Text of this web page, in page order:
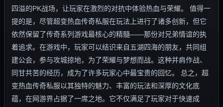
四溢的PK战场，让玩家在激烈的对抗中体验热血与荣耀。 值得一
提的是，尽管超变热血传奇私服在玩法上进行了诸多创新，但它
依然保留了传奇系列游戏最核心的精髓——那份对兄弟情谊的执
着追求。在游戏中，玩家可以结识来自五湖四海的朋友，共同组
建公会，参与攻城掠地，为了荣耀与梦想而战。这种并肩作战、
同甘共苦的经历，成为了许多玩家心中最宝贵的回忆。 总之，超
变热血传奇私服以其独特的魅力、丰富的玩法和深厚的文化底
蕴，在网游界占据了一席之地。它不仅满足了玩家对于快速成